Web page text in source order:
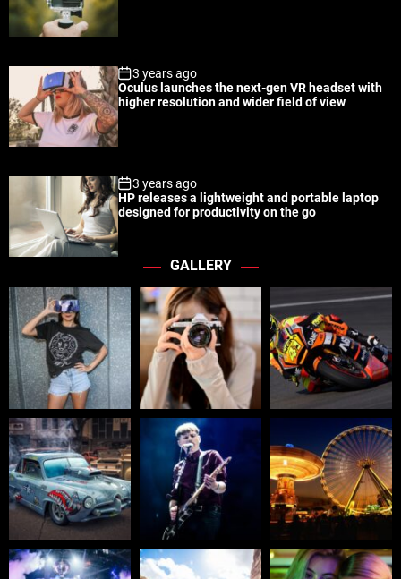
3 years ago
Oculus launches the next-gen VR headset with
higher resolution and wider field of view
3 years ago
HP releases a lightweight and portable laptop
designed for productivity on the go
GALLERY